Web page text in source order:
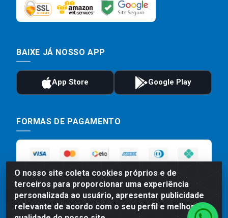
O nosso site coleta cookies próprios e de
terceiros para proporcionar uma experiência
personalizada ao usuário, apresentar publicidade
relevante de acordo com o seu perfil e melhorar a
BAIXE JÁ NOSSO APP
FORMAS DE PAGAMENTO